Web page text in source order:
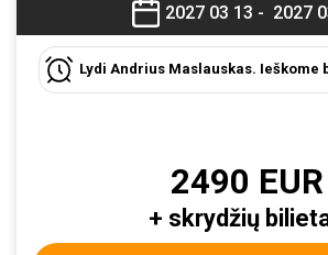
2027 03 13 - 2027
Lydi Andrius Maslauskas. Ieškome
2490 EUR
+ skrydžių